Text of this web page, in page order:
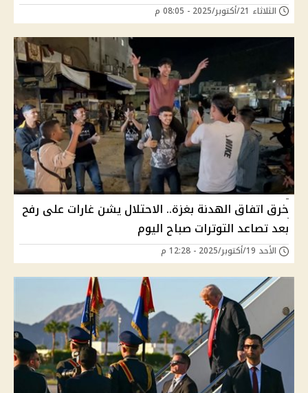
الثلاثاء 21/أكتوبر/2025 - 08:05 م
خرق اتفاق الهدنة بغزة.. الاحتلال يشن غارات على رفح
بعد تصاعد التوترات صباح اليوم
الأحد 19/أكتوبر/2025 - 12:28 م